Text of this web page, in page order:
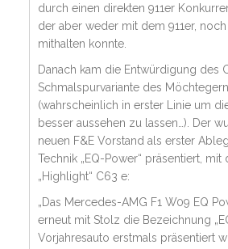
durch einen direkten 911er
der aber weder mit dem 911er,
mithalten konnte.
Danach kam die Entwürdigung des
Schmalspurvariante des
(wahrscheinlich in erster Linie um
besser aussehen zu lassen…). Der
neuen F&E Vorstand als erster
Technik „EQ-Power“ präsentiert, mit
„Highlight“ C63 e:
„Das Mercedes-AMG F1 W09 EQ
erneut mit Stolz die Bezeichnung
Vorjahresauto erstmals präsentiert